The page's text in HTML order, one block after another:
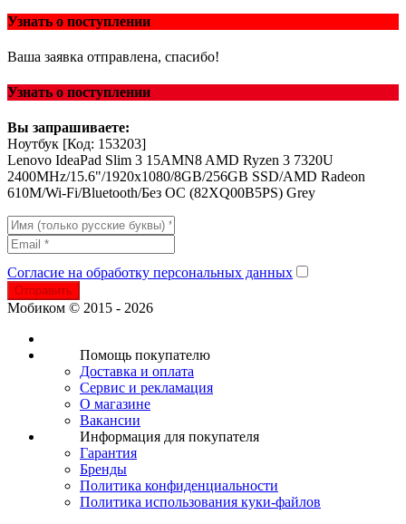
Узнать о поступлении
Ваша заявка отправлена, спасибо!
Узнать о поступлении
Вы запрашиваете:
Ноутбук [Код: 153203]
Lenovo IdeaPad Slim 3 15AMN8 AMD Ryzen 3 7320U
2400MHz/15.6"/1920x1080/8GB/256GB SSD/AMD Radeon
610M/Wi-Fi/Bluetooth/Без ОС (82XQ00B5PS) Grey
Согласие на обработку персональных данных
Отправить
Мобиком © 2015 - 2026
Помощь покупателю
Доставка и оплата
Сервис и рекламация
О магазине
Вакансии
Информация для покупателя
Гарантия
Бренды
Политика конфиденциальности
Политика использования куки-файлов